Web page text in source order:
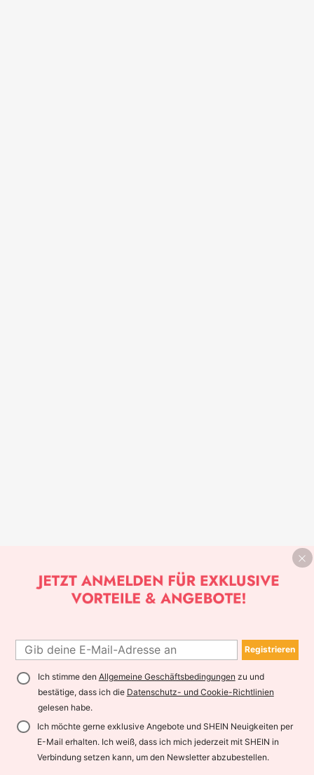
Registrieren
Ich stimme den Allgemeine Geschäftsbedingungen zu und
bestätige, dass ich die Datenschutz- und Cookie-Richtlinien
gelesen habe.
Ich möchte gerne exklusive Angebote und SHEIN Neuigkeiten per
E-Mail erhalten. Ich weiß, dass ich mich jederzeit mit SHEIN in
Verbindung setzen kann, um den Newsletter abzubestellen.